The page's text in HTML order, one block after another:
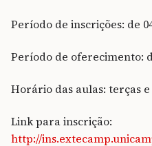
Período de inscrições: de
Período de oferecimento:
Horário das aulas: terças e
Link para inscrição:
http://